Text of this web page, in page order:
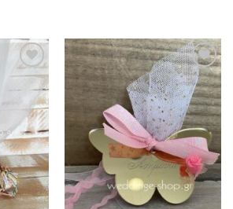
Πρόσθήκη
στην λίστα
επιθυμιών
Πρόσθήκη
στην λίστα
επιθυμιών